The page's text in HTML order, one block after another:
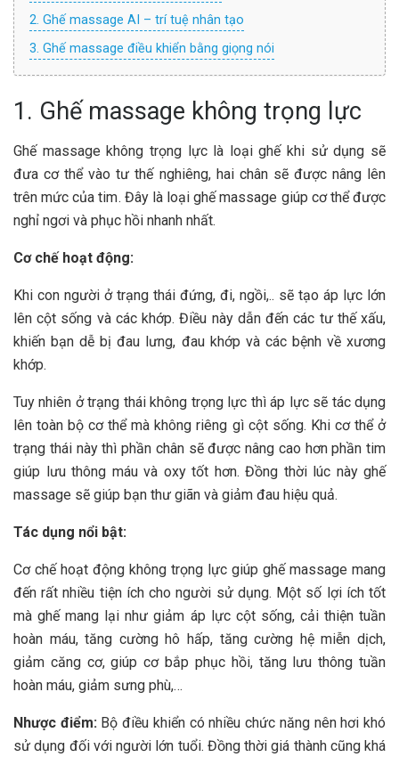
2. Ghế massage AI – trí tuệ nhân tạo
3. Ghế massage điều khiển bằng giọng nói
1. Ghế massage không trọng lực
Ghế massage không trọng lực là loại ghế khi sử dụng sẽ
đưa cơ thể vào tư thế nghiêng, hai chân sẽ được nâng lên
trên mức của tim. Đây là loại ghế massage giúp cơ thể được
nghỉ ngơi và phục hồi nhanh nhất.
Cơ chế hoạt động:
Khi con người ở trạng thái đứng, đi, ngồi,.. sẽ tạo áp lực lớn
lên cột sống và các khớp. Điều này dẫn đến các tư thế xấu,
khiến bạn dễ bị đau lưng, đau khớp và các bệnh về xương
khớp.
Tuy nhiên ở trạng thái không trọng lực thì áp lực sẽ tác dụng
lên toàn bộ cơ thể mà không riêng gì cột sống. Khi cơ thể ở
trạng thái này thì phần chân sẽ được nâng cao hơn phần tim
giúp lưu thông máu và oxy tốt hơn. Đồng thời lúc này ghế
massage sẽ giúp bạn thư giãn và giảm đau hiệu quả.
Tác dụng nổi bật:
Cơ chế hoạt động không trọng lực giúp ghế massage mang
đến rất nhiều tiện ích cho người sử dụng. Một số lợi ích tốt
mà ghế mang lại như giảm áp lực cột sống, cải thiện tuần
hoàn máu, tăng cường hô hấp, tăng cường hệ miễn dịch,
giảm căng cơ, giúp cơ bắp phục hồi, tăng lưu thông tuần
hoàn máu, giảm sưng phù,…
Nhược điểm: Bộ điều khiển có nhiều chức năng nên hơi khó
sử dụng đối với người lớn tuổi. Đồng thời giá thành cũng khá